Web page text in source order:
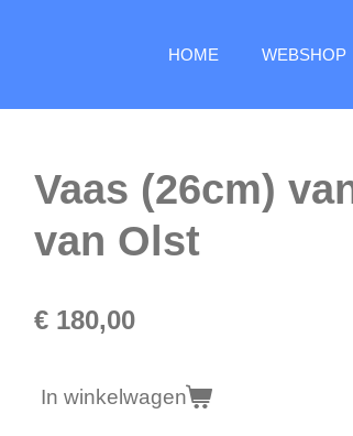
HOME WEBSHOP
Vaas (26cm)
van Olst
€ 180,00
In winkelwagen